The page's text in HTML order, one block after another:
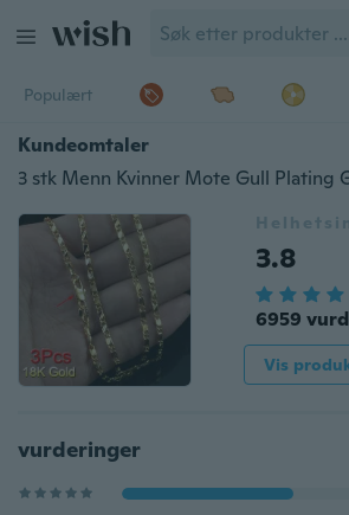
Populært
Kundeomtaler
3.8
6959
Vis
vurderinger